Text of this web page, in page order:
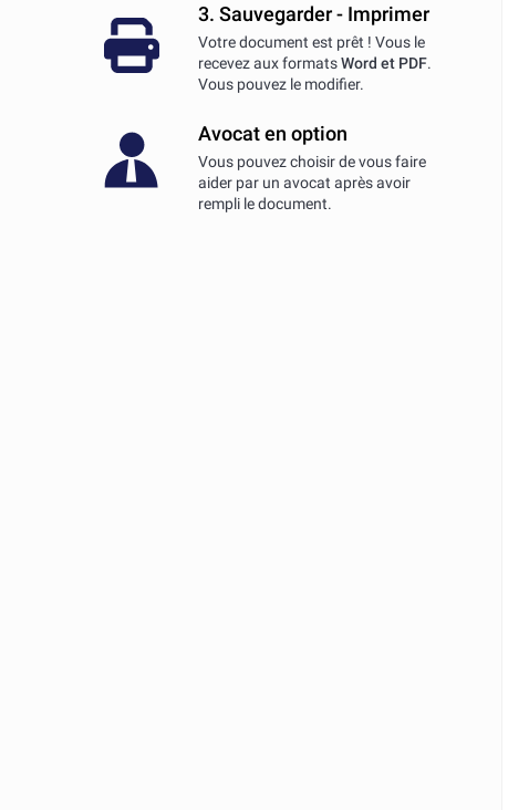
3. Sauvegarder - Imprimer
Votre document est prêt ! Vous le
recevez aux formatsWord et PDF.
Vous pouvez le modifier.
Avocat en option
Vous pouvez choisir de vous faire
aider par un avocat après avoir
rempli le document.